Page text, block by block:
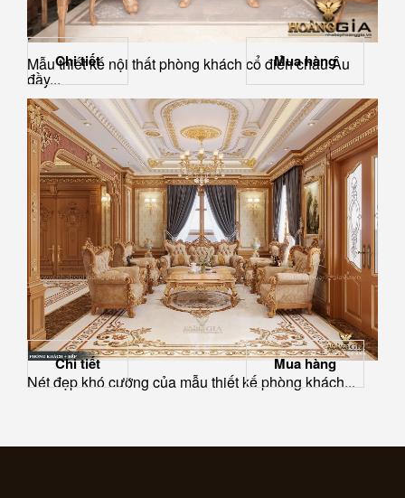
Mẫu thiết kế nội thất phòng khách cổ điển châu Âu
đầy...
Chi tiết Mua hàng
Nét đẹp khó cưỡng của mẫu thiết kế phòng khách...
Chi tiết Mua hàng